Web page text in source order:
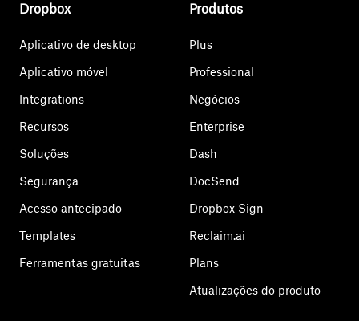
Dropbox
Aplicativo de desktop
Aplicativo móvel
Integrations
Recursos
Soluções
Segurança
Acesso antecipado
Templates
Ferramentas gratuitas
Produtos
Plus
Professional
Negócios
Enterprise
Dash
DocSend
Dropbox Sign
Reclaim.ai
Plans
Atualizações do produto